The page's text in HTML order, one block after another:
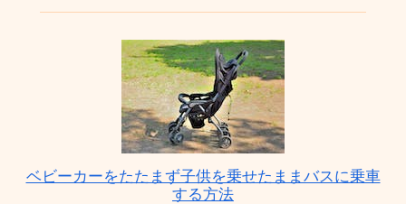
ベビーカーをたたまず子供を乗せたままバスに乗車
する方法